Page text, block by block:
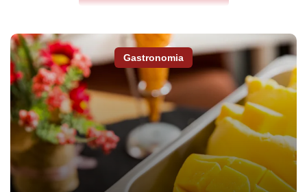
e região,assine a Tribuna do Norte.
A Polícia Militar (PM) apreendeu cerca de 700 quilos de maconha
na zona rural de Rosário do Ivaí. A ação anteontem ocorreu após
uma perseguição a um comboio suspeito.
As equipes receberam uma denúncia da Polícia Federal de que
Gastronomia